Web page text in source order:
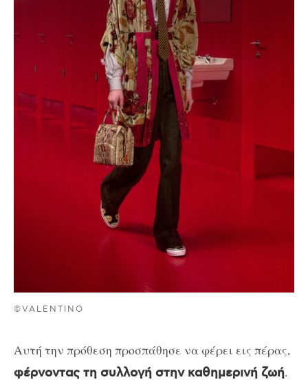
©VALENTINO
Αυτή την πρόθεση προσπάθησε να φέρει εις πέρας,
φέρνοντας τη συλλογή στην καθημερινή ζωή.